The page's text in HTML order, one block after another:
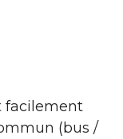
facilement
(bus /